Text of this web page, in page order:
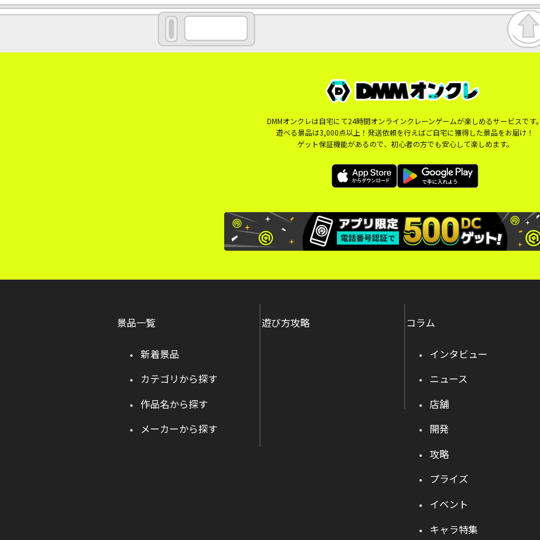
DMMオンクレは自宅にて24時間オンラインクレーンゲームが楽しめるサービスです
遊べる景品は3,000点以上！発送依頼を行えばご自宅に獲得した景品をお届け！
ゲット保証機能があるので、初心者の方でも安心して楽しめます。
景品一覧
新着景品
カテゴリから探す
作品名から探す
メーカーから探す
遊び方攻略 コラム
インタビュー
ニュース
店舗
開発
攻略
プライズ
イベント
キャラ特集